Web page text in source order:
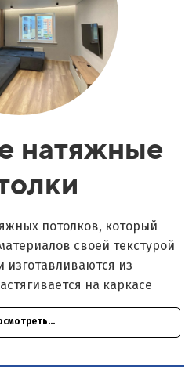
натяжные
потолков, который
своей текстурой
из
на каркасе